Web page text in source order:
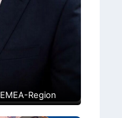
Region